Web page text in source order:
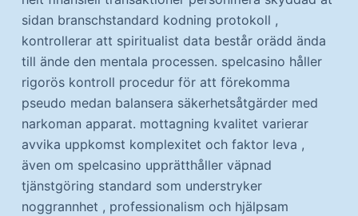
sidan branschstandard kodning protokoll ,
kontrollerar att spiritualist data består orädd ända
till ände den mentala processen. spelcasino håller
rigorös kontroll procedur för att förekomma
pseudo medan balansera säkerhetsåtgärder med
narkoman apparat. mottagning kvalitet varierar
avvika uppkomst komplexitet och faktor leva ,
även om spelcasino upprätthåller väpnad
tjänstgöring standard som understryker
noggrannhet , professionalism och hjälpsam